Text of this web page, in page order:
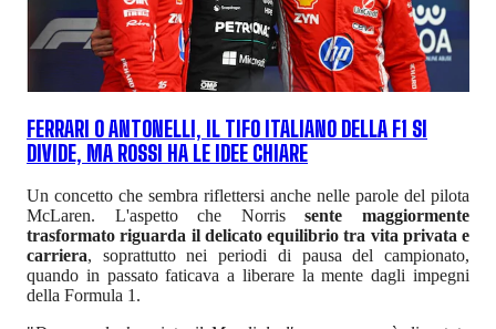
FERRARI O ANTONELLI, IL TIFO ITALIANO DELLA F1 SI
DIVIDE, MA ROSSI HA LE IDEE CHIARE
Un concetto che sembra riflettersi anche nelle parole del pilota
McLaren. L'aspetto che Norrissente maggiormente
trasformato riguarda il delicato equilibrio tra vita privata e
carriera, soprattutto nei periodi di pausa del campionato,
quando in passato faticava a liberare la mente dagli impegni
della Formula 1.